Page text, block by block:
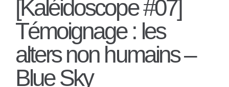
[Kaléidoscope #07]
Témoignage : les
alters non humains –
Blue Sky